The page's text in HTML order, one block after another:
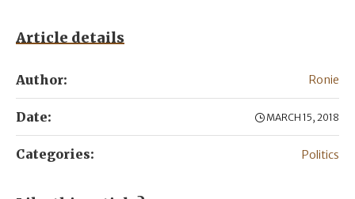
Article details
Author: Ronie
Date: MARCH 15, 2018
Categories: Politics